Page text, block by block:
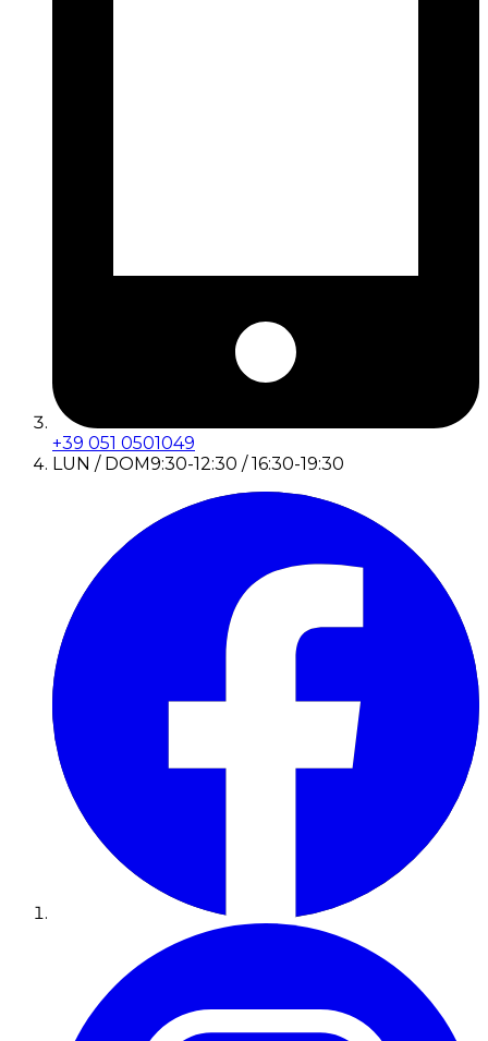
+39 051 0501049
LUN / DOM9:30-12:30 / 16:30-19:30